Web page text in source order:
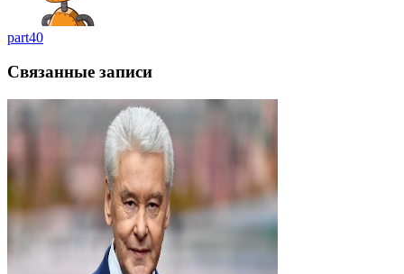
part40
Связанные записи